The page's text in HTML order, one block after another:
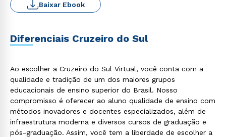
Baixar Ebook
Diferenciais Cruzeiro do Sul
Ao escolher a Cruzeiro do Sul Virtual, você conta com a
qualidade e tradição de um dos maiores grupos
educacionais de ensino superior do Brasil. Nosso
compromisso é oferecer ao aluno qualidade de ensino com
métodos inovadores e docentes especializados, além de
infraestrutura moderna e diversos cursos de graduação e
pós-graduação. Assim, você tem a liberdade de escolher a